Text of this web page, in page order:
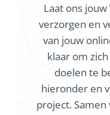
Laat ons jouw
verzorgen en
van jouw
klaar om
doelen te
hieronder en
project.